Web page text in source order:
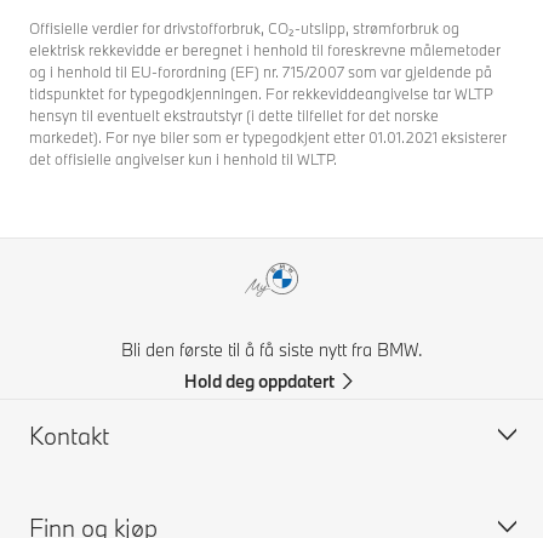
Offisielle verdier for drivstofforbruk, CO₂-utslipp, strømforbruk og
elektrisk rekkevidde er beregnet i henhold til foreskrevne målemetoder
og i henhold til EU-forordning (EF) nr. 715/2007 som var gjeldende på
tidspunktet for typegodkjenningen. For rekkeviddeangivelse tar WLTP
hensyn til eventuelt ekstrautstyr (i dette tilfellet for det norske
markedet). For nye biler som er typegodkjent etter 01.01.2021 eksisterer
det offisielle angivelser kun i henhold til WLTP.
Bli den første til å få siste nytt fra BMW.
Hold deg oppdatert
Kontakt
Kontakt BMW Norge
Finn og kjøp